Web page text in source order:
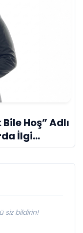
Hoş” Adlı
İlgi
siz bildirin!